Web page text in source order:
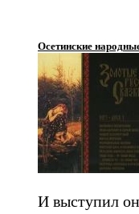
Осетинские
И выступил